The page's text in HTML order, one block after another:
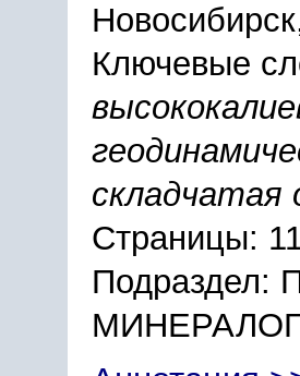
Ключевые
cкладчатая
Страницы: